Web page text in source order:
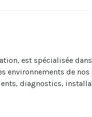
est spécialisée
environnements de
diagnostics,